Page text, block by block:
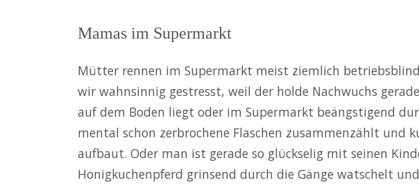
Mamas im Supermarkt
Mütter rennen im Supermarkt meist ziemlich
wir wahnsinnig gestresst, weil der holde Nachwuchs
auf dem Boden liegt oder im Supermarkt beängstigend
mental schon zerbrochene Flaschen zusammenzählt und
aufbaut. Oder man ist gerade so glückselig mit seinen
Honigkuchenpferd grinsend durch die Gänge watschelt